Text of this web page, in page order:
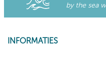
by the sea
INFORMATIES